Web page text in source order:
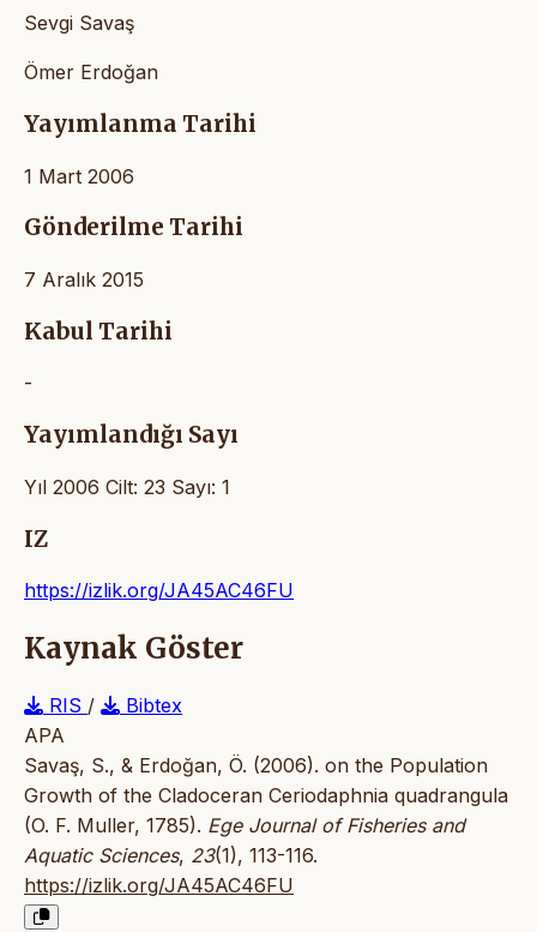
Sevgi Savaş
Ömer Erdoğan
Yayımlanma Tarihi
1 Mart 2006
Gönderilme Tarihi
7 Aralık 2015
Kabul Tarihi
-
Yayımlandığı Sayı
Yıl 2006 Cilt: 23 Sayı: 1
IZ
https://izlik.org/JA45AC46FU
Kaynak Göster
RIS /
Bibtex
APA
Savaş, S., & Erdoğan, Ö. (2006). on the Population
Growth of the Cladoceran Ceriodaphnia quadrangula
(O. F. Muller, 1785). Ege Journal of Fisheries and
Aquatic Sciences, 23(1), 113-116.
https://izlik.org/JA45AC46FU